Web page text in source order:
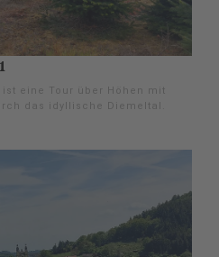
eine Tour über Höhen mit
das idyllische Diemeltal.